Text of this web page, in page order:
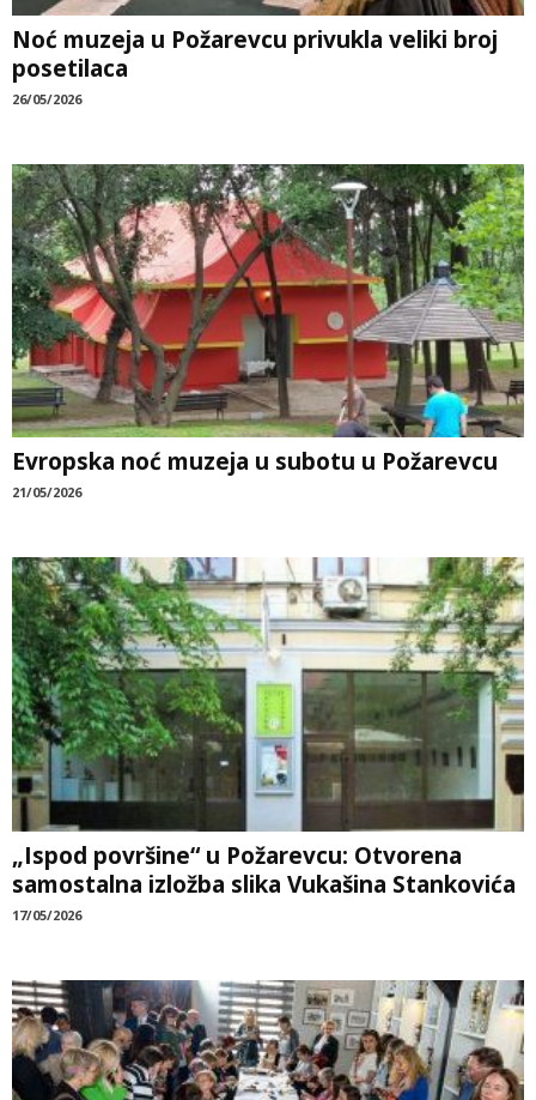
Noć muzeja u Požarevcu privukla veliki broj
posetilaca
26/05/2026
Evropska noć muzeja u subotu u Požarevcu
21/05/2026
„Ispod površine“ u Požarevcu: Otvorena
samostalna izložba slika Vukašina Stankovića
17/05/2026